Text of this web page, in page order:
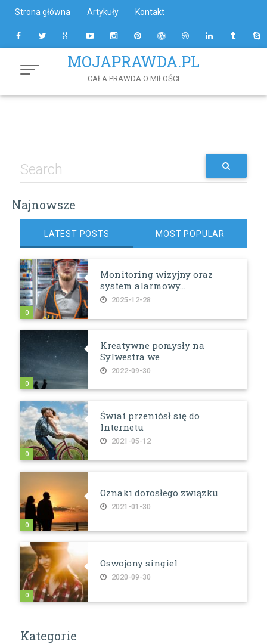
Content
Strona główna Artykuły Kontakt
MOJAPRAWDA.PL
CAŁA PRAWDA O MIŁOŚCI
Najnowsze
LATEST POSTS MOST POPULAR
Monitoring wizyjny oraz
system alarmowy...
2025-12-28
0
Kreatywne pomysły na
Sylwestra we
2022-09-30
0
Świat przeniósł się do
Internetu
2021-05-12
0
Oznaki dorosłego związku
2021-01-30
0
Oswojony singiel
2020-09-30
0
Kategorie